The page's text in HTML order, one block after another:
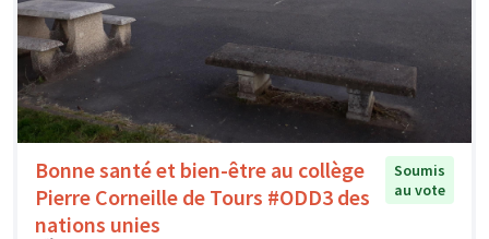
Bonne santé et bien-être au collège
Pierre Corneille de Tours #ODD3 des
nations unies
Soumis
au vote